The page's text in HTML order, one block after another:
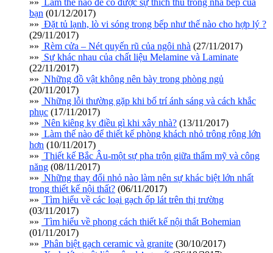
bạn (01/12/2017)
»» Đặt tủ lạnh, lò vi sóng trong bếp như thế nào cho hợp lý ?
(29/11/2017)
»» Rèm cửa – Nét quyến rũ của ngôi nhà (27/11/2017)
»» Sự khác nhau của chất liệu Melamine và Laminate
(22/11/2017)
»» Những đồ vật không nên bày trong phòng ngủ
(20/11/2017)
»» Những lỗi thường gặp khi bố trí ánh sáng và cách khắc
phục (17/11/2017)
»» Nên kiêng kỵ điều gì khi xây nhà? (13/11/2017)
»» Làm thế nào để thiết kế phòng khách nhỏ trông rộng lớn
hơn (10/11/2017)
»» Thiết kế Bắc Âu-một sự pha trộn giữa thẩm mỹ và công
năng (08/11/2017)
»» Những thay đổi nhỏ nào làm nên sự khác biệt lớn nhất
trong thiết kế nội thất? (06/11/2017)
»» Tìm hiểu về các loại gạch ốp lát trên thị trường
(03/11/2017)
»» Tìm hiểu về phong cách thiết kế nội thất Bohemian
(01/11/2017)
»» Phân biệt gạch ceramic và granite (30/10/2017)